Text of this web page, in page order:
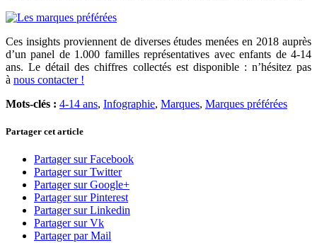
Ces insights proviennent de diverses études menées en 2018 auprès
d’un panel de 1.000 familles représentatives avec enfants de 4-14
ans. Le détail des chiffres collectés est disponible : n’hésitez pas
à nous contacter !
Mots-clés : 4-14 ans, Infographie, Marques, Marques préférées
Partager cet article
Partager sur Facebook
Partager sur Twitter
Partager sur Google+
Partager sur Pinterest
Partager sur Linkedin
Partager sur Vk
Partager par Mail